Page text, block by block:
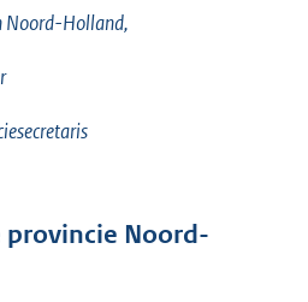
Noord-Holland,
provincie Noord-